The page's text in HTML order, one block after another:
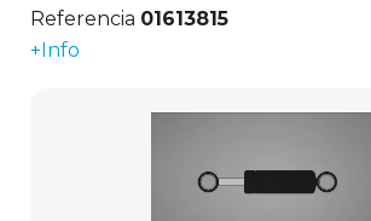
Referencia 01613815
+Info